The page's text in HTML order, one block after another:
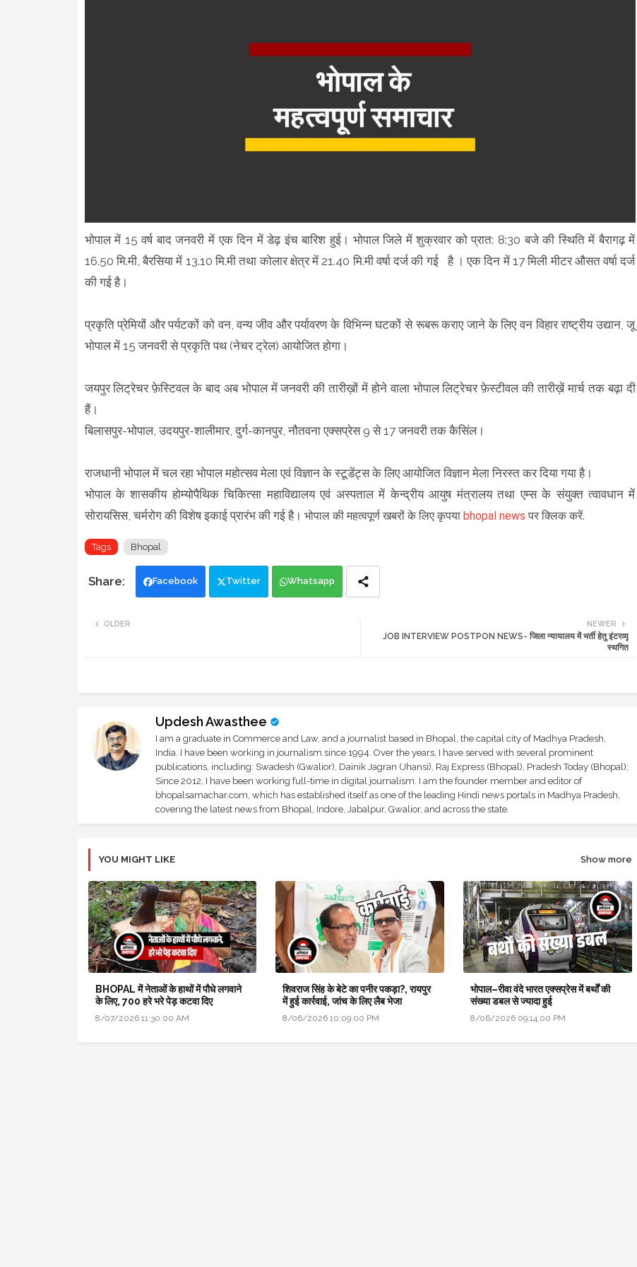
भोपाल में 15 वर्ष बाद जनवरी में एक दिन में डेढ़ इंच बारिश हुई। भोपाल जिले में शुक्रवार को प्रात: 8:30 बजे की स्थिति में बैरागढ़ में
16.50 मि.मी, बैरसिया में 13.10 मि.मी तथा कोलार क्षेत्र में 21.40 मि.मी वर्षा दर्ज की गई है । एक दिन में 17 मिली मीटर औसत वर्षा दर्ज
की गई है।
प्रकृति प्रेमियों और पर्यटकों को वन, वन्य जीव और पर्यावरण के विभिन्न घटकों से रूबरू कराए जाने के लिए वन विहार राष्ट्रीय उद्यान, जू
भोपाल में 15 जनवरी से प्रकृति पथ (नेचर ट्रेल) आयोजित होगा।
जयपुर लिट्रेचर फ़ेस्टिवल के बाद अब भोपाल में जनवरी की तारीख़ों में होने वाला भोपाल लिट्रेचर फ़ेस्टीवल की तारीख़ें मार्च तक बढ़ा दी
हैं।
बिलासपुर-भोपाल, उदयपुर-शालीमार, दुर्ग-कानपुर, नौतवना एक्सप्रेस 9 से 17 जनवरी तक कैसिंल।
राजधानी भोपाल में चल रहा भोपाल महोत्सव मेला एवं विज्ञान के स्टूडेंट्स के लिए आयोजित विज्ञान मेला निरस्त कर दिया गया है।
भोपाल के शासकीय होम्योपैथिक चिकित्सा महाविद्यालय एवं अस्पताल में केन्द्रीय आयुष मंत्रालय तथा एम्स के संयुक्त त्वावधान में
सोरायसिस, चर्मरोग की विशेष इकाई प्रारंभ की गई है। भोपाल की महत्वपूर्ण खबरों के लिए कृपया bhopal news पर क्लिक करें.
Tags Bhopal
Facebook Twitter Whatsapp
NEWER
JOB INTERVIEW POSTPON NEWS- जिला न्यायालय में भर्ती हेतु इंटरव्यू
स्थगित
OLDER
Updesh Awasthee
I am a graduate in Commerce and Law, and a journalist based in Bhopal, the capital city of Madhya Pradesh,
India. I have been working in journalism since 1994. Over the years, I have served with several prominent
publications, including: Swadesh (Gwalior), Dainik Jagran (Jhansi), Raj Express (Bhopal), Pradesh Today (Bhopal);
Since 2012, I have been working full-time in digital journalism. I am the founder member and editor of
bhopalsamachar.com, which has established itself as one of the leading Hindi news portals in Madhya Pradesh,
covering the latest news from Bhopal, Indore, Jabalpur, Gwalior, and across the state.
YOU MIGHT LIKE Show more
BHOPAL में नेताओं के हाथों में पौधे लगवाने
के लिए, 700 हरे भरे पेड़ कटवा दिए
8/07/2026 11:30:00 AM
शिवराज सिंह के बेटे का पनीर पकड़ा?, रायपुर
में हुई कार्रवाई, जांच के लिए लैब भेजा
8/06/2026 10:09:00 PM
भोपाल–रीवा वंदे भारत एक्सप्रेस में बर्थों की
संख्या डबल से ज्यादा हुई
8/06/2026 09:14:00 PM